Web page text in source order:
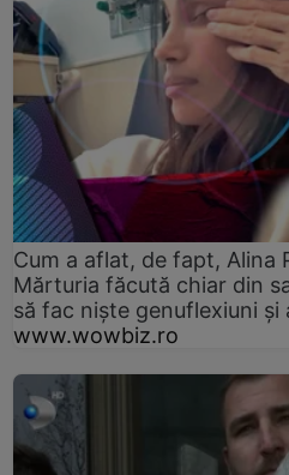
Cum a aflat, de fapt, Alina
Mărturia făcută chiar din
să fac niște genuflexiuni și
www.wowbiz.ro